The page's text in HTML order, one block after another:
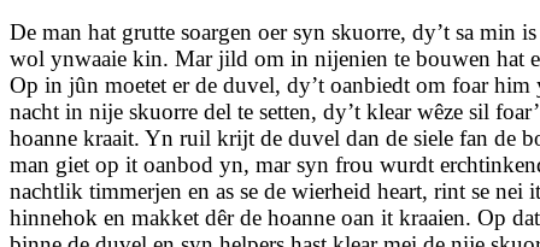
De man hat grutte soargen oer syn skuorre, dy’t sa min
wol ynwaaie kin. Mar jild om in nijenien te bouwen hat
Op in jûn moetet er de duvel, dy’t oanbiedt om foar him
nacht in nije skuorre del te setten, dy’t klear wêze sil
hoanne kraait. Yn ruil krijt de duvel dan de siele fan de
man giet op it oanbod yn, mar syn frou wurdt
nachtlik timmerjen en as se de wierheid heart, rint se nei it
hinnehok en makket dêr de hoanne oan it kraaien. Op